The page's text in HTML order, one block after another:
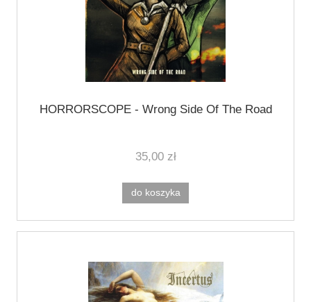
HORRORSCOPE - Wrong Side Of The Road
35,00 zł
do koszyka